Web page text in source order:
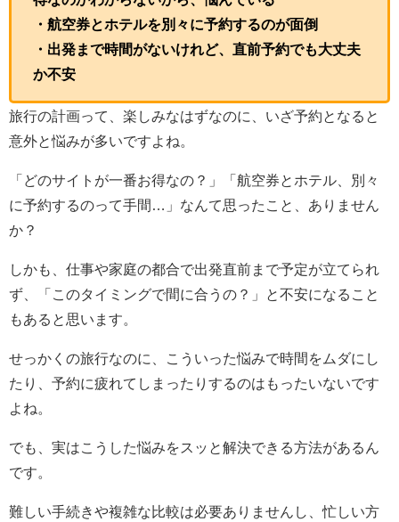
・航空券とホテルを別々に予約するのが面倒
・出発まで時間がないけれど、直前予約でも大丈夫
か不安
旅行の計画って、楽しみなはずなのに、いざ予約となると
意外と悩みが多いですよね。
「どのサイトが一番お得なの？」「航空券とホテル、別々
に予約するのって手間…」なんて思ったこと、ありません
か？
しかも、仕事や家庭の都合で出発直前まで予定が立てられ
ず、「このタイミングで間に合うの？」と不安になること
もあると思います。
せっかくの旅行なのに、こういった悩みで時間をムダにし
たり、予約に疲れてしまったりするのはもったいないです
よね。
でも、実はこうした悩みをスッと解決できる方法があるん
です。
難しい手続きや複雑な比較は必要ありませんし、忙しい方